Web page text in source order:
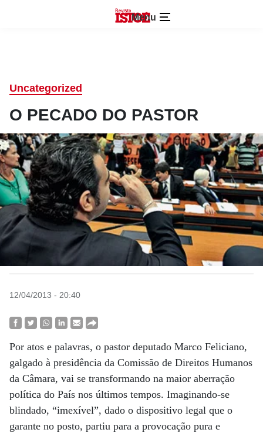
Menu
Uncategorized
O PECADO DO PASTOR
12/04/2013 - 20:40
Por atos e palavras, o pastor deputado Marco Feliciano,
galgado à presidência da Comissão de Direitos Humanos
da Câmara, vai se transformando na maior aberração
política do País nos últimos tempos. Imaginando-se
blindado, “imexível”, dado o dispositivo legal que o
garante no posto, partiu para a provocação pura e